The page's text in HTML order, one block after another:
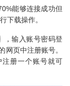
能够连接成功但
下载操作。
，输入账号密码登
网页中注册账号。
册一个账号就可